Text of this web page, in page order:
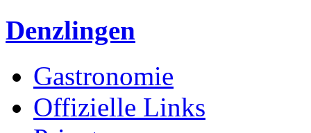
Denzlingen
Gastronomie
Offizielle Links